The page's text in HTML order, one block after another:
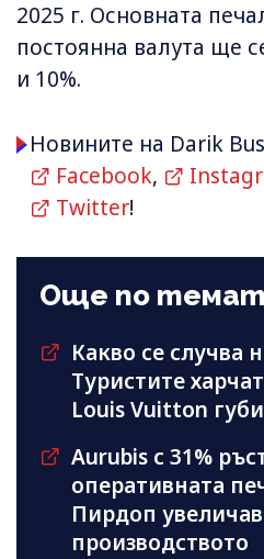
2025 г. Основната
постоянна валута ще
и 10%.
Новините на Darik
Facebook,
Twitter!
Още по
Какво се случва
Туристите
Louis Vuitton
Aurubis с 31%
оперативната
Пирдоп
производството